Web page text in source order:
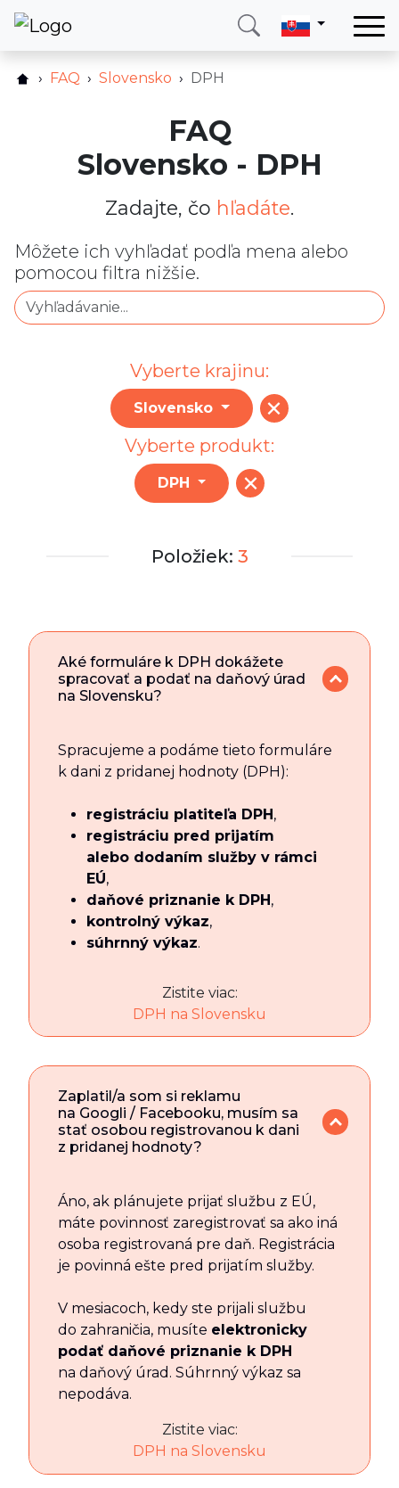
Zavolajte mi Prihlásiť sa
FAQ Slovensko DPH
FAQ
Slovensko - DPH
Zadajte, čo hľadáte.
Môžete ich vyhľadať podľa mena alebo
pomocou filtra nižšie.
Vyberte krajinu:
Slovensko
Vyberte produkt:
DPH
Položiek: 3
Aké formuláre k DPH dokážete
spracovať a podať na daňový úrad
na Slovensku?
Spracujeme a podáme tieto formuláre
k dani z pridanej hodnoty (DPH):
registráciu platiteľa DPH,
registráciu pred prijatím
alebo dodaním služby v rámci
EÚ,
daňové priznanie k DPH,
kontrolný výkaz,
súhrnný výkaz.
Zistite viac:
DPH na Slovensku
Zaplatil/a som si reklamu
na Googli / Facebooku, musím sa
stať osobou registrovanou k dani
z pridanej hodnoty?
Áno, ak plánujete prijať službu z EÚ,
máte povinnosť zaregistrovať sa ako iná
osoba registrovaná pre daň. Registrácia
je povinná ešte pred prijatím služby.
V mesiacoch, kedy ste prijali službu
do zahraničia, musíte elektronicky
podať daňové priznanie k DPH
na daňový úrad. Súhrnný výkaz sa
nepodáva.
Zistite viac:
DPH na Slovensku